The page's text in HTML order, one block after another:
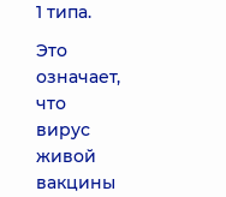
1 типа.
Это
означает,
что
вирус
живой
вакцины